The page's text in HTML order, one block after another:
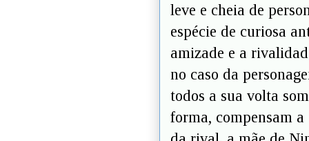
leve e cheia de
espécie de curiosa
amizade e a
no caso da
todos a sua volta
forma, compensam a